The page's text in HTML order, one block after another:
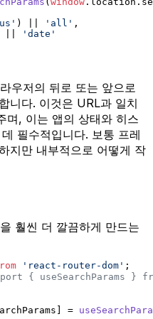
) || 'all' ,
||
'date'
우저의 뒤로 또는 앞으로
니다. 이것은 URL과 일치
며, 이는 앱의 상태와 히스
필수적입니다. 보통 프레
지만 내부적으로 어떻게 작
훨씬 더 깔끔하게 만드는
'react-router-dom' ;
{ useSearchParams
=